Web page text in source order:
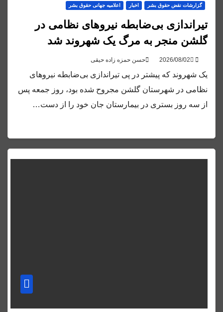
گزارشات نقض حقوق بشر اخبار اعلاميه جهانی حقوق بشر
تیراندازی بی‌ضابطه نیروهای نظامی در
گلشن منجر به مرگ یک شهروند شد
حسن حمزه زاده حیقی
یک شهروند که پیشتر در پی تیراندازی بی‌ضابطه نیروهای
نظامی در شهرستان گلشن مجروح شده بود، روز جمعه پس
از سه روز بستری در بیمارستان جان خود را از دست…